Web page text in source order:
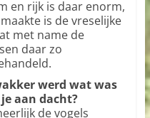
en rijk is daar enorm,
is de vreselijke
met name de
daar zo
werd wat was
aan dacht?
de vogels